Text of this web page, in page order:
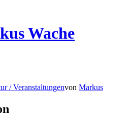
Wache
/ Veranstaltungenvon Markus